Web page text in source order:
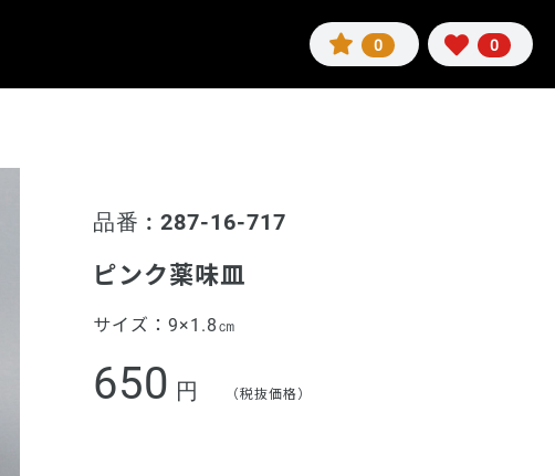
0 0
品番 : 287-16-717
ピンク薬味皿
サイズ：9×1.8㎝
650 円 （税抜価格）